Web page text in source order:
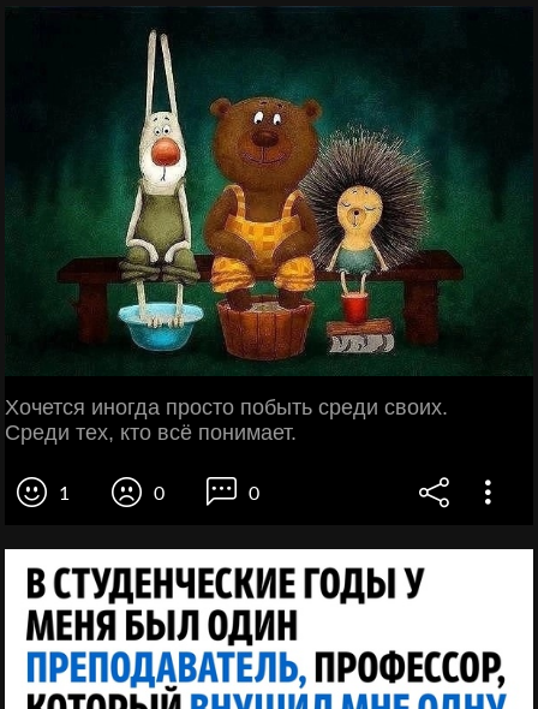
Хочется иногда просто побыть среди своих.
Среди тех, кто всё понимает.
1 0 0